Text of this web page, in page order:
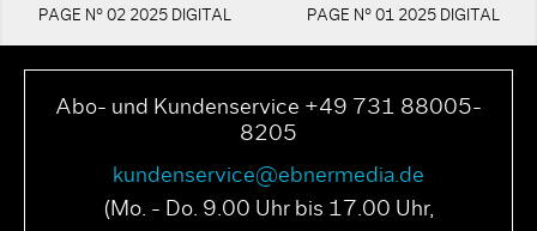
PAGE N° 02 2025 DIGITAL PAGE N° 01 2025 DIGITAL
Abo- und Kundenservice +49 731 88005-
8205
kundenservice@ebnermedia.de
(Mo. - Do. 9.00 Uhr bis 17.00 Uhr,